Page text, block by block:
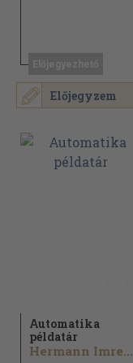
Előjegyzem
Automatika
példatár
Hermann Imre...